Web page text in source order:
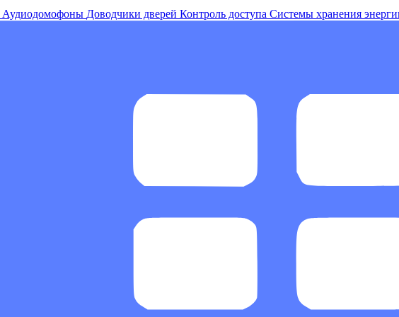
Аудиодомофоны Доводчики дверей Контроль доступа Системы хранения